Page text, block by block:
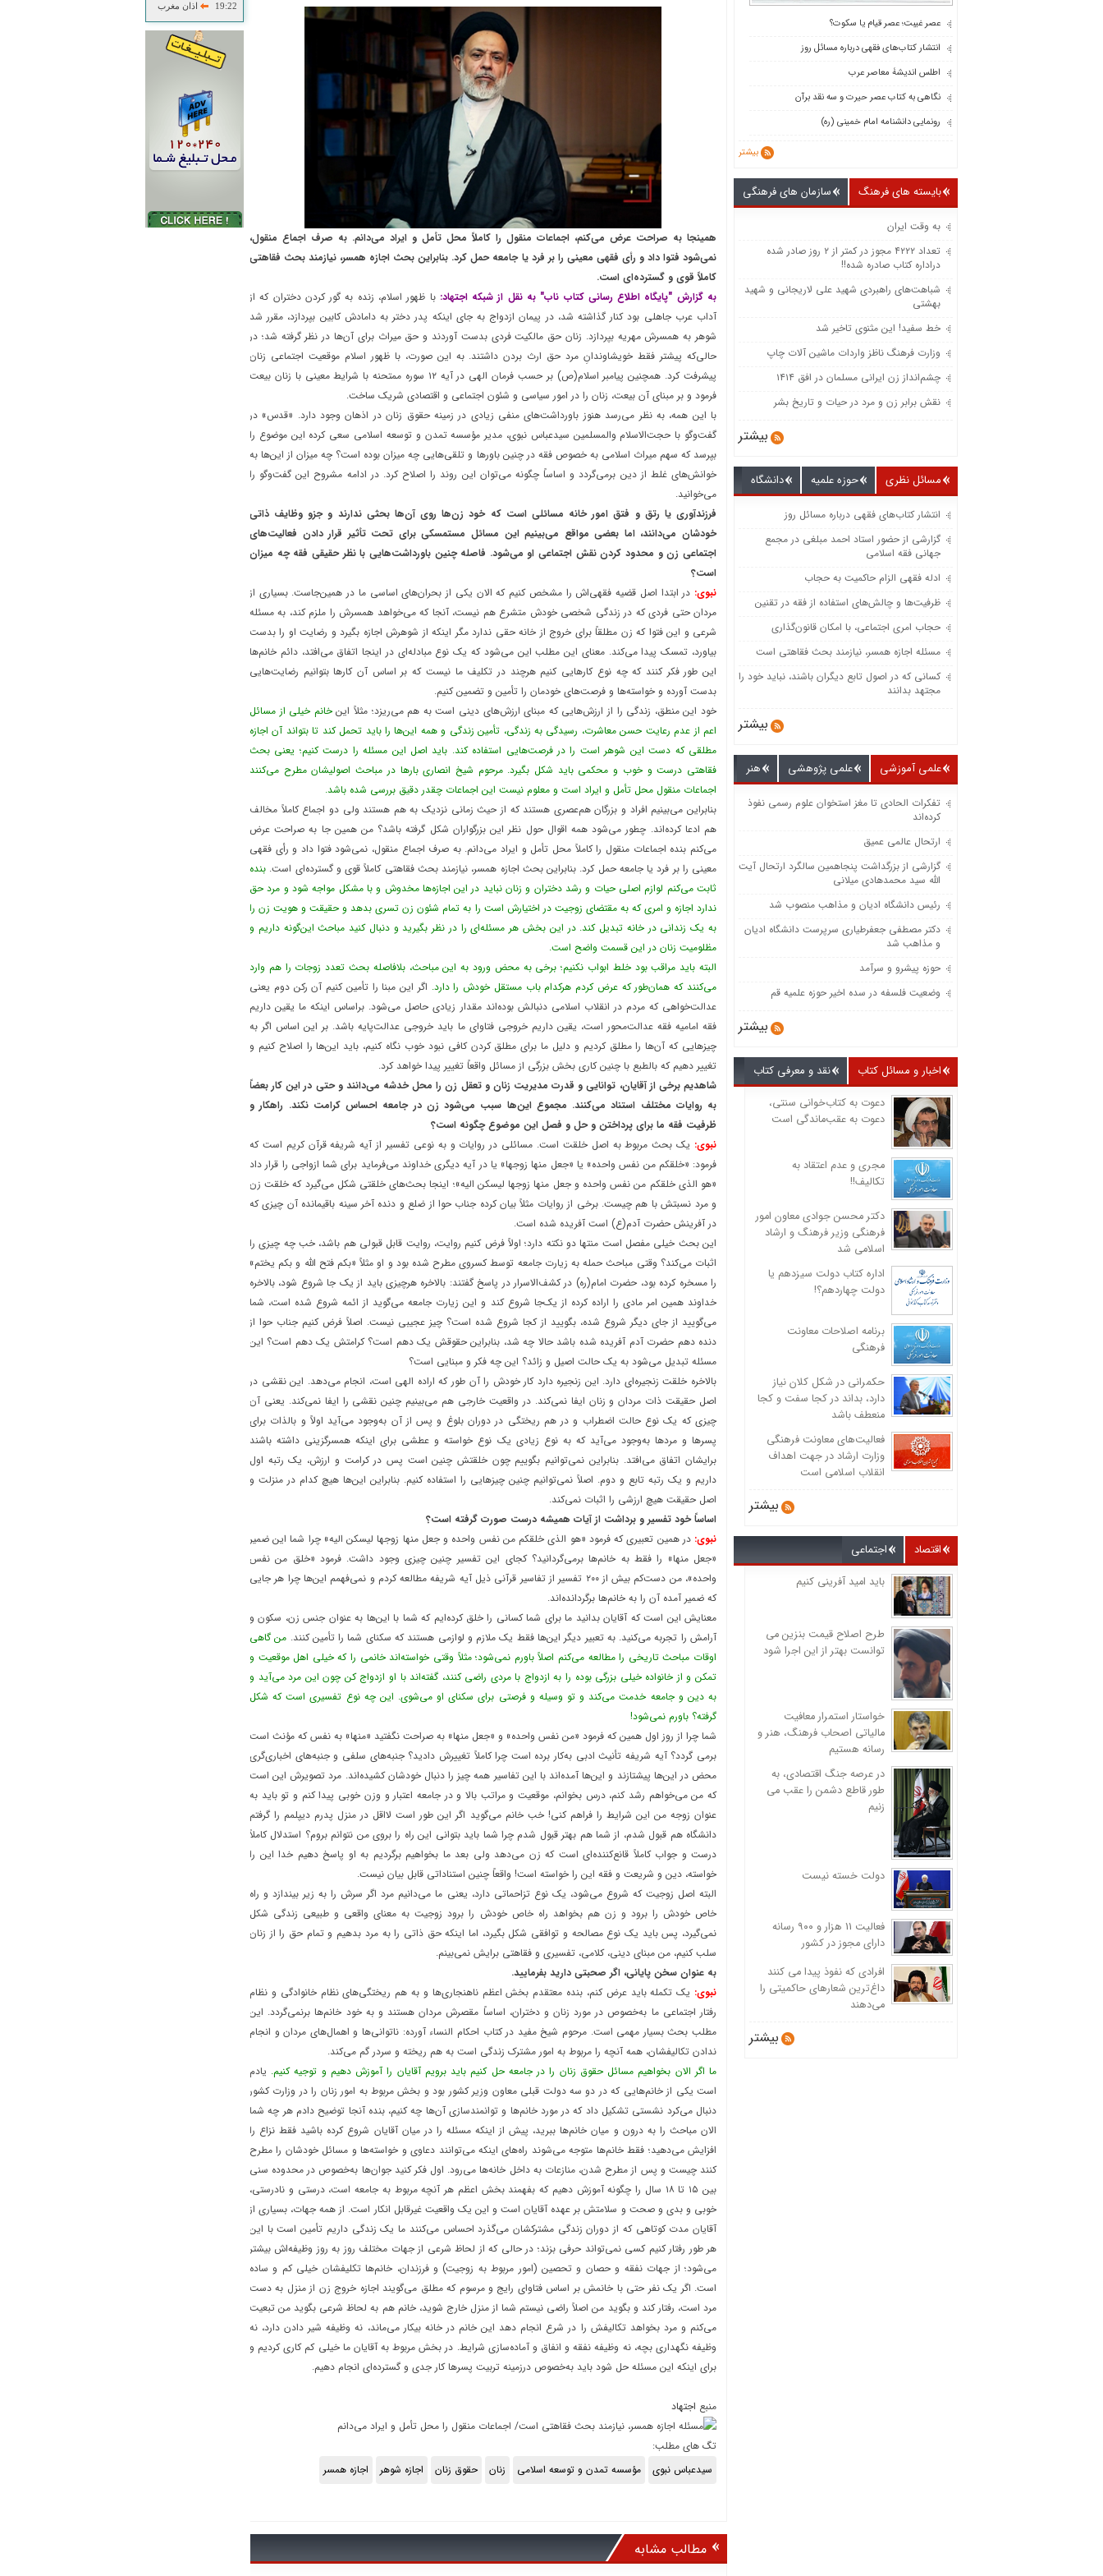
عصر غیبت؛ عصر قیام یا سکوت؟
انتشار کتاب‌های فقهی درباره مسائل روز
اطلس اندیشۀ معاصر عرب
نگاهی به کتاب عصر حیرت و سه نقد برآن
رونمایی دانشنامه امام خمینی (ره)
بیشتر
بایسته های فرهنگ سازمان های فرهنگی
به وقت ایران
تعداد ۴۲۲۲ مجوز در کمتر از ۲ روز صادر شده
دراداره کتاب صادره شده!!
شباهت‌های راهبردی شهید علی لاریجانی و شهید
بهشتی
خط سفید! این مثنوی تاخیر شد
وزارت فرهنگ ناظز واردات ماشین‌ آلات چاپ
چشم‌انداز زن ایرانی مسلمان در افق ۱۴۱۴
نقش برابر زن و مرد در حیات و تاریخ بشر
بیشتر
مسائل نظری حوزه علمیه دانشگاه
انتشار کتاب‌های فقهی درباره مسائل روز
گزارشی از حضور استاد احمد مبلغی در مجمع
جهانی فقه اسلامی
ادله فقهی الزام حاکمیت به حجاب
ظرفیت‌‌ها و چالش‌‌های استفاده از فقه در تقنین
حجاب امری اجتماعی، با امکان قانون‌گذاری
مسئله اجازه همسر، نیازمند بحث فقاهتی است
کسانی که در اصول تابع دیگران باشند، نباید خود را
مجتهد بدانند
بیشتر
علمی آموزشی علمی پژوهشی هنر
تفکرات الحادی تا مغز استخوان علوم رسمی نفوذ
کرده‌اند
ارتحال عالمی عمیق
گزارشی از بزرگداشت پنجاهمین سالگرد ارتحال آیت
الله سید محمدهادی میلانی
رئیس دانشگاه ادیان و مذاهب منصوب شد
دکتر مصطفی جعفرطیاری سرپرست دانشگاه ادیان
و مذاهب شد
حوزه پیشرو و سرآمد
وضعیت فلسفه در سده اخیر حوزه علمیه قم
بیشتر
اخبار و مسائل کتاب نقد و معرفی کتاب
دعوت به کتاب‌خوانی سنتی،
دعوت به عقب‌ماندگی است
مجری و عدم اعتقاد به
تکالیف!!
دکتر محسن جوادی معاون امور
فرهنگی وزیر فرهنگ و ارشاد
اسلامی شد
اداره کتاب دولت سیزدهم یا
دولت چهاردهم؟!
برنامه اصلاحات معاونت
فرهنگی
حکمرانی در شکل کلان نیاز
دارد، بداند در کجا سفت و کجا
منعطف باشد
فعالیت‌های معاونت فرهنگی
وزارت ارشاد در جهت اهداف
انقلاب اسلامی است
بیشتر
اقتصاد اجتماعی
باید امید آفرینی کنیم
طرح اصلاح قیمت بنزین می
توانست بهتر از این اجرا شود
خواستار استمرار معافیت
مالیاتی اصحاب فرهنگ، هنر و
رسانه هستیم
در عرصه جنگ اقتصادی، به
طور قاطع دشمن را عقب می
زنیم
دولت خسته نیست
فعالیت 11 هزار و ۹۰۰ رسانه
دارای مجوز در کشور
افرادی که نفوذ پیدا می کنند
داغ‌ترین شعارهای حاکمیتی را
می‌دهند
بیشتر
19:22
اذان مغرب
همینجا به صراحت عرض می‌کنم، اجماعات منقول را کاملاً محل تأمل و ایراد می‌دانم. به صرف اجماع منقول،
نمی‌شود فتوا داد و رأی فقهی معینی را بر فرد یا جامعه حمل کرد. بنابراین بحث اجازه همسر، نیازمند بحث فقاهتی
کاملاً قوی و گسترده‌ای است.
به گزارش "پایگاه اطلاع رسانی کتاب ناب" به نقل از شبکه اجتهاد: با ظهور اسلام، زنده به گور کردن دختران که از
آداب عرب جاهلی بود کنار گذاشته شد، در پیمان ازدواج به جای اینکه پدر دختر به دامادش کابین بپردازد، مقرر شد
شوهر به همسرش مهریه بپردازد. زنان حق مالکیت فردی بدست آوردند و حق میراث برای آن‌ها در نظر گرفته شد؛ در
حالی‌که پیشتر فقط خویشاوندانِ مرد حق ارث بردن داشتند. به این صورت، با ظهور اسلام موقعیت اجتماعی زنان
پیشرفت کرد. همچنین پیامبر اسلام(ص) بر حسب فرمان الهی در آیه ۱۲ سوره ممتحنه با شرایط معینی با زنان بیعت
فرمود و بر مبنای آن بیعت، زنان را در امور سیاسی و شئون اجتماعی و اقتصادی شریک ساخت.
با این همه، به نظر می‌رسد هنوز باورداشت‌های منفی زیادی در زمینه حقوق زنان در اذهان وجود دارد. «قدس» در
گفت‌وگو با حجت‌الاسلام والمسلمین سیدعباس نبوی، مدیر مؤسسه تمدن و توسعه اسلامی سعی کرده‌ این موضوع را
بپرسد که سهم میراث اسلامی به خصوص فقه در چنین باورها و تلقی‌هایی چه میزان بوده است؟ چه میزان از این‌ها به
خوانش‌های غلط از دین برمی‌گردد و اساساً چگونه می‌توان این روند را اصلاح کرد. در ادامه مشروح این گفت‌وگو را
می‌خوانید.
فرزندآوری یا رتق و فتق امور خانه مسائلی است که خود زن‌ها روی آن‌ها بحثی ندارند و جزو وظایف ذاتی
خودشان می‌دانند، اما بعضی مواقع می‌بینیم این مسائل مستمسکی برای تحت تأثیر قرار دادن فعالیت‌های
اجتماعی زن و محدود کردن نقش اجتماعی او می‌شود. فاصله چنین باورداشت‌هایی با نظر حقیقی فقه چه میزان
است؟
نبوی: در ابتدا اصل قضیه فقهی‌اش را مشخص کنیم که الان یکی از بحران‌های اساسی ما در همین‌جاست. بسیاری از
مردان حتی فردی که در زندگی شخصی خودش متشرع هم نیست، آنجا که می‌خواهد همسرش را ملزم کند، به مسئله
شرعی و این فتوا که زن مطلقاً برای خروج از خانه حقی ندارد مگر اینکه از شوهرش اجازه بگیرد و رضایت او را بدست
بیاورد، تمسک پیدا می‌کند. معنای این مطلب این می‌شود که یک نوع مبادله‌ای در اینجا اتفاق می‌افتد، دائم خانم‌ها
این طور فکر کنند که چه نوع کارهایی کنیم هرچند در تکلیف ما نیست که بر اساس آن کارها بتوانیم رضایت‌هایی
بدست آورده و خواسته‌ها و فرصت‌های خودمان را تأمین و تضمین کنیم.
خود این منطق، زندگی را از ارزش‌هایی که مبنای ارزش‌های دینی است به هم می‌ریزد؛ مثلاً اینخانم خیلی از مسائل
اعم از عدم رعایت حسن معاشرت، رسیدگی به زندگی، تأمین زندگی و همه این‌ها را باید تحمل کند تا بتواند آن اجازه
مطلقی که دست این شوهر است را در فرصت‌هایی استفاده کند. باید اصل این مسئله را درست کنیم؛ یعنی بحث
فقاهتی درست و خوب و محکمی باید شکل بگیرد. مرحوم شیخ انصاری بارها در مباحث اصولیشان مطرح می‌کنند
اجماعات منقول محل تأمل و ایراد است و معلوم نیست این اجماعات چقدر دقیق بررسی شده باشد.
بنابراین می‌بینیم افراد و بزرگان هم‌عصری هستند که از حیث زمانی نزدیک به هم هستند ولی دو اجماع کاملاً مخالف
هم ادعا کرده‌اند. چطور می‌شود همه اقوال حول نظر این بزرگواران شکل گرفته باشد؟ من همین جا به صراحت عرض
می‌کنم بنده اجماعات منقول را کاملاً محل تأمل و ایراد می‌دانم. به صرف اجماع منقول، نمی‌شود فتوا داد و رأی فقهی
معینی را بر فرد یا جامعه حمل کرد. بنابراین بحث اجازه همسر، نیازمند بحث فقاهتی کاملاً قوی و گسترده‌ای است. بنده
ثابت می‌کنم لوازم اصلی حیات و رشد دختران و زنان نباید در این اجازه‌ها مخدوش و با مشکل مواجه شود و مرد حق
ندارد اجازه‌ و امری که به مقتضای زوجیت در اختیارش است را به تمام شئون زن تسری بدهد و حقیقت و هویت زن را
به یک زندانی در خانه تبدیل کند. در این بخش هر مسئله‌ای را در نظر بگیرید و دنبال کنید مباحث این‌گونه داریم و
مظلومیت زنان در این قسمت واضح است.
البته باید مراقب بود خلط ابواب نکنیم؛ برخی به محض ورود به این مباحث، بلافاصله بحث تعدد زوجات را هم وارد
می‌کنند ‌که همان‌طور که عرض کردم هرکدام باب مستقل خودش را دارد. اگر این مبنا را تأمین کنیم آن رکن دوم یعنی
عدالت‌خواهی که مردم در انقلاب اسلامی دنبالش بوده‌اند مقدار زیادی حاصل می‌شود. براساس اینکه ما یقین داریم
فقه امامیه فقه عدالت‌محور است، یقین داریم خروجی فتاوای ما باید خروجی عدالت‌پایه باشد. بر این اساس اگر به
چیزهایی که آن‌ها را مطلق کردیم و دلیل ما برای مطلق کردن کافی نبود خوب نگاه کنیم، باید این‌ها را اصلاح کنیم و
تغییر دهیم که بالطبع با چنین کاری بخش بزرگی از مسائل واقعاً تغییر پیدا خواهد کرد.
شاهدیم برخی از آقایان، توانایی و قدرت مدیریت زنان و تعقل زن را محل خدشه می‌دانند و حتی در این کار بعضاً
به روایات مختلف استناد می‌کنند. مجموع این‌ها سبب می‌شود زن در جامعه احساس کرامت نکند. راهکار و
ظرفیت فقه ما برای پرداختن و حل و فصل این موضوع چگونه است؟
نبوی: یک بحث مربوط به اصل خلقت است. مسائلی در روایات و به نوعی تفسیر از آیه شریفه قرآن کریم است که
فرمود: «خلقکم من نفس واحده» یا «جعل منها زوجها» یا در آیه دیگری خداوند می‌فرماید برای شما ازواجی را قرار داد
«هو الذی خلقکم من نفس واحده و جعل منها زوجها لیسکن الیه»؛ اینجا بحث‌های خلقتی شکل می‌گیرد که خلقت زن
و مرد نسبتش با هم چیست. برخی از روایات مثلاً بیان کرده جناب حوا از ضلع و دنده آخر سینه باقیمانده آن چیزی که
در آفرینش حضرت آدم(ع) است آفریده شده است.
این بحث خیلی مفصل است منتها دو نکته دارد؛ اولاً فرض کنیم روایت، روایت قابل قبولی هم باشد، خب چه چیزی را
اثبات می‌کند؟ وقتی مباحث حمله به زیارت جامعه توسط کسروی مطرح شده بود و او مثلاً «بکم فتح الله و بکم یختم»
را مسخره کرده بود، حضرت امام(ره) در کشف‌الاسرار در پاسخ گفتند: بالاخره هرچیزی باید از یک جا شروع شود، بالاخره
خداوند همین امر مادی را اراده کرده از یک‌جا شروع کند و این زیارت جامعه می‌گوید از ائمه شروع شده است، شما
می‌گویید از جای دیگر شروع شده، بگویید از کجا شروع شده است؟ چیز عجیبی نیست. اصلاً فرض کنیم جناب حوا از
دنده دهم حضرت آدم آفریده شده باشد حالا چه شد، بنابراین حقوقش یک دهم است؟ کرامتش یک دهم است؟ این
مسئله تبدیل می‌شود به یک حالت اصیل و زائد؟ این چه فکر و مبنایی است؟
بالاخره خلقت زنجیره‌ای دارد. این زنجیره دارد کار خودش را آن طور که اراده الهی است، انجام می‌دهد. این نقشی در
اصل حقیقت ذات مردان و زنان ایفا نمی‌کند. در واقعیت خارجی هم می‌بینیم چنین نقشی را ایفا نمی‌کند. یعنی آن
چیزی که یک نوع حالت اضطراب و در هم ریختگی در دوران بلوغ و پس از آن به‌وجود می‌آید اولاً و بالذات برای
پسرها و مردها به‌وجود می‌آید که به نوع زیادی یک نوع خواسته و عطشی برای اینکه همسرگزینی داشته باشند
برایشان اتفاق می‌افتد. بنابراین نمی‌توانیم بگوییم چون خلقتش چنین است پس در کرامت و ارزش، یک رتبه اول
داریم و یک رتبه تابع و دوم. اصلاً نمی‌توانیم چنین چیزهایی را استفاده کنیم. بنابراین این‌ها هیچ کدام در منزلت و
اصل حقیقت هیچ ارزشی را اثبات نمی‌کند.
اساساً خود تفسیر و برداشت از آیات همیشه درست صورت گرفته است؟
نبوی: در همین تعبیری که فرمود «هو الذی خلقکم من نفس واحده و جعل منها زوجها لیسکن الیه» چرا شما این ضمیر
«جعل منها» را فقط به خانم‌ها برمی‌گردانید؟ کجای این تفسیر چنین چیزی وجود داشت. فرمود «خلق من نفس
واحده»، من دست‌کم بیش از ۲۰۰ تفسیر از تفاسیر قرآنی ذیل آیه شریفه مطالعه کردم و نمی‌فهمم این‌ها چرا هر جایی
که ضمیر آمده آن را به خانم‌ها برگردانده‌اند.
معنایش این است که آقایان بدانید ما برای شما کسانی را خلق کرده‌ایم که شما با این‌ها به عنوان جنس زن، سکون و
آرامش را تجربه می‌کنید. به تعبیر دیگر این‌ها فقط یک ملازم و لوازمی هستند که سکنای شما را تأمین کنند. من گاهی
اوقات مباحث تاریخی را مطالعه می‌کنم اصلاً باورم نمی‌شود؛ مثلاً وقتی خواسته‌اند خانمی را که خیلی اهل موقعیت و
تمکن و از خانواده خیلی بزرگی بوده را به ازدواج با مردی راضی کنند، گفته‌اند با او ازدواج کن چون این مرد می‌آید و
به دین و جامعه خدمت می‌کند و تو وسیله و فرصتی برای سکنای او می‌شوی. این چه نوع تفسیری است که شکل
گرفته؟ باورم نمی‌شود!
شما چرا از روز اول همین که فرمود «من نفس واحده» و «جعل منها» به صراحت نگفتید «منها» به نفس که مؤنث است
برمی گردد؟ آیه شریفه تأنیث ادبی به‌کار برده است چرا کاملاً تغییرش دادید؟ جنبه‌های سلفی و جنبه‌های اخباری‌گری
محض در این‌ها پیشتازند و این‌ها آمده‌اند با این تفاسیر همه چیز را دنبال خودشان کشیده‌اند. مرد تصویرش این است
که من می‌خواهم رشد کنم، درس بخوانم، موقعیت و مراتب بالا و در جامعه اعتبار و وزن خوبی پیدا کنم و تو باید به
عنوان زوجه من این شرایط را فراهم کنی! خب خانم می‌گوید اگر این طور است لااقل در منزل پدرم دیپلمم را گرفتم
دانشگاه هم قبول شدم، از شما هم بهتر قبول شدم چرا شما باید بتوانی این راه را بروی من نتوانم بروم؟ استدلال کاملاً
درست و جواب کاملاً قانع‌کننده‌ای است که زن می‌دهد ولی بعد ما بخواهیم برگردیم به او پاسخ دهیم خدا این را
خواسته، دین و شریعت و فقه این را خواسته است! واقعاً چنین استناداتی قابل بیان نیست.
البته اصل زوجیت که شروع می‌شود، یک نوع تزاحماتی دارد، یعنی ما می‌دانیم مرد اگر سرش را به زیر بیندازد و راه
خاص خودش را برود و زن هم بخواهد راه خاص خودش را برود زوجیت به معنای واقعی و طبیعی زندگی شکل
نمی‌گیرد، پس باید یک نوع مصالحه و توافقی شکل بگیرد، اما اینکه حق ذاتی را به مرد بدهیم و تمام حق را از زنان
سلب کنیم، من مبنای دینی، کلامی، تفسیری و فقاهتی برایش نمی‌بینم.
به عنوان سخن پایانی، اگر صحبتی دارید بفرمایید.
نبوی: یک تکمله باید عرض کنم، بنده معتقدم بخش اعظم ناهنجاری‌ها و به هم ریختگی‌های نظام خانوادگی و نظام
رفتار اجتماعی ما به‌خصوص در مورد زنان و دختران، اساساً مقصرش مردان هستند و به خود خانم‌ها برنمی‌گردد. این
مطلب بحث بسیار مهمی است. مرحوم شیخ مفید در کتاب احکام النساء ‌آورده: ناتوانی‌ها و اهمال‌های مردان و انجام
ندادن تکالیفشان، همه آنچه را مربوط به امور مشترک زندگی است به هم ریخته و سردر گم می‌کند.
ما اگر الان بخواهیم مسائل حقوق زنان را در جامعه حل کنیم باید برویم آقایان را آموزش دهیم و توجیه کنیم. یادم
است یکی از خانم‌هایی که در دو سه دولت قبلی معاون وزیر کشور بود و بخش مربوط به امور زنان را در وزارت کشور
دنبال می‌کرد نشستی تشکیل داد که در مورد خانم‌ها و توانمندسازی آن‌ها چه کنیم، بنده آنجا توضیح دادم هر چه شما
الان مباحث را به درون و میان خانم‌ها ببرید، پیش از اینکه مسئله را در میان آقایان شروع کرده باشید فقط نزاع را
افزایش می‌دهید؛ فقط خانم‌ها متوجه می‌شوند راه‌های اینکه می‌توانند دعاوی و خواسته‌ها و مسائل خودشان را مطرح
کنند چیست و پس از مطرح شدن، منازعات به داخل خانه‌ها می‌رود. اول فکر کنید جوان‌ها به‌خصوص در محدوده سنی
بین ۱۵ تا ۱۸ سال را چگونه آموزش دهیم که بفهمند بخش اعظم هر آنچه مربوط به جامعه است، درستی و نادرستی،
خوبی و بدی و صحت و سلامتش بر عهده آقایان است و این یک واقعیت غیرقابل انکار است. از همه جهات، بسیاری از
آقایان مدت کوتاهی که از دوران زندگی مشترکشان می‌گذرد احساس می‌کنند ما یک زندگی داریم تأمین است با این
هر طور رفتار کنیم کسی نمی‌تواند حرفی بزند؛ در حالی که از لحاظ شرعی از جهات مختلف روز به روز وظیفه‌اش بیشتر
می‌شود؛ از جهات نفقه و حصان و تحصین (امور مربوط به زوجیت) و فرزندان، خانم‌ها تکلیفشان خیلی کم و ساده
است. اگر یک نفر حتی با خانمش بر اساس فتاوای رایج و مرسوم که مطلق می‌گویند اجازه خروج زن از منزل به دست
مرد است، رفتار کند و بگوید من اصلاً راضی نیستم شما از منزل خارج شوید، خانم هم به لحاظ شرعی بگوید من تبعیت
می‌کنم و مرد بخواهد تکالیفش را در شرع انجام دهد این خانم در خانه بیکار می‌ماند، نه وظیفه شیر دادن دارد، نه
وظیفه نگهداری بچه، نه وظیفه نفقه و انفاق و آماده‌سازی شرایط. در بخش مربوط به آقایان ما خیلی کم کاری کردیم و
برای اینکه این مسئله حل شود باید به‌خصوص درزمینه تربیت پسرها کار جدی و گسترده‌ای انجام دهیم.
منبع اجتهاد
تگ های مطلب:
سیدعباس نبوی
مؤسسه تمدن و توسعه اسلامی زنان حقوق زنان اجازه شوهر اجازه همسر
مطالب مشابه